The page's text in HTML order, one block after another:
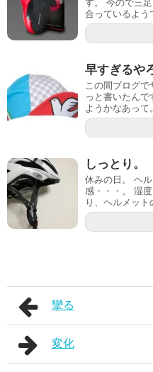
す。 今ので三
合っているよう
早すぎるや
この間ブログで
っと書いたん
ようかなあっ
しっとり。
休みの日。 ヘ
感・・・。 湿
り、ヘルメッ
攣る
変化